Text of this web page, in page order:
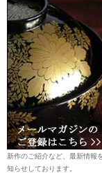
新作のご紹介など、最新情報
知らせしております。